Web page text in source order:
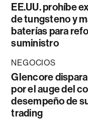
EE.UU. prohíbe
de tungsteno y
baterías para
suministro
NEGOCIOS
Glencore
por el auge del
desempeño de
trading